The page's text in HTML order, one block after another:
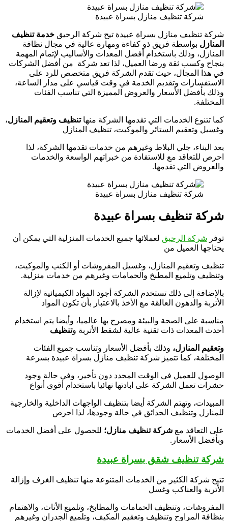
شركة تنظيف منازل بسراة عبيدة
شركة تنظيف منازل بسراة عبيدة تيح شركة الرحيق خدمة تنظيف
المنازل بواسطة فريق ذو كفاءة ومهارة عالية في مجال نظافة
المنازل، وذلك باستخدام أفضل المعدات والأساليب لإتمام المهمة
بنجاح وكسب ثقة ورضا العميل، لذا تعد شركة من أفضل الشركات
في هذا المجال، حيث تقدم الشركة فريق متخصص للرد على
الاستفسارات وتقديم الخدمة في وقت قياسي على مدار الساعة،
وذلك بأفضل الأسعار والعروض المميزة التي تناسب الفئات
المختلفة.
كما تتنوع الخدمات التي تقدمها الشركة منهاتنظيف وتعقيم المنازل،
وغسيل وتعقيم الستائر والموكيت، تنظيف المنازل
بعد البناء، جلي البلاط وغيرهم من خدمات تقدمها الشركة، لذا
احرص للتعاقد مع للاستفادة من خبراتهم الواسعة والخدمات
والعروض التي تقدمها.
شركة تنظيف منازل بسراة عبيدة
شركة تنظيف بسراة عبيدة
توفر شركة الرحيق لعملائها جميع الخدمات المنزلية التي يمكن أن
يحتاجها العميل من
تنظيف وتعقيم المنازل، وغسيل المفروشات أو الكنب والموكيت،
وتنظيف وتلميع المطبخ والحمامات وغيرهم من خدمات منزلية.
بالإضافة إلى ذلك تستخدم الشركة أجود المواد الكيميائية لإزالة
الأتربة والدهون العالقة مع الأخذ بالاعتبار بأن تكون المواد
مناسبة على الصحة والبيئة ومصرح بها عالميا، وأيضا يتم استخدام
أحدث المعدات ذات تقنية عالية لشفط الأتربة وتنظيف
وتعقيم المنازل، وذلك بأفضل الأسعار وتناسب جميع الفئات
المختلفة، كما تتميز شركة تنظيف منازل بسراة عبيدة بسرعة
الوصول للعميل في الوقت المحدد دون تأخير، وفي حالة وجود
حشرات تعمل الشركة على ابادتها نهائيا باستخدام أقوى أنواع
المبيدات، وتهتم الشركة أيضا بتنظيف الواجهات الداخلية والخارجية
للمنازل وتنظيف الحدائق في حالة وجودها، لذا احرص
على التعاقد مع شركة تنظيف منازل؛ للحصول على أفضل الخدمات
وبأفضل الأسعار.
شركة تنظيف شقق بسراة عبيدة
تتيح شركة الكثير من الخدمات المتنوعة منها تنظيف الغرف وإزالة
الأتربة والعناكب وغسل
المفروشات، وتنظيف الحمامات والمطابخ، وتلميع الأثاث، والاهتمام
بنظافة المراوح وتنظيف وتعقيم المكيف، وتلميع الجدران وغيرهم